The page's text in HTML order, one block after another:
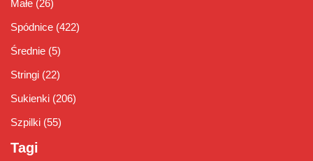
Małe (26)
Spódnice (422)
Średnie (5)
Stringi (22)
Sukienki (206)
Szpilki (55)
Tagi